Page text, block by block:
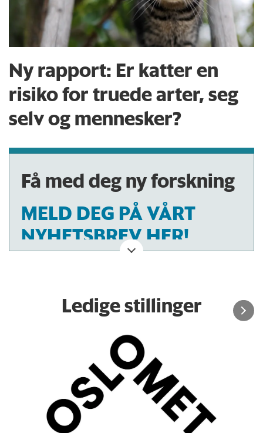
Ny rapport: Er katter en
risiko for truede arter, seg
selv og mennesker?
Få med deg ny forskning
MELD DEG PÅ VÅRT
NYHETSBREV HER!
Ledige stillinger